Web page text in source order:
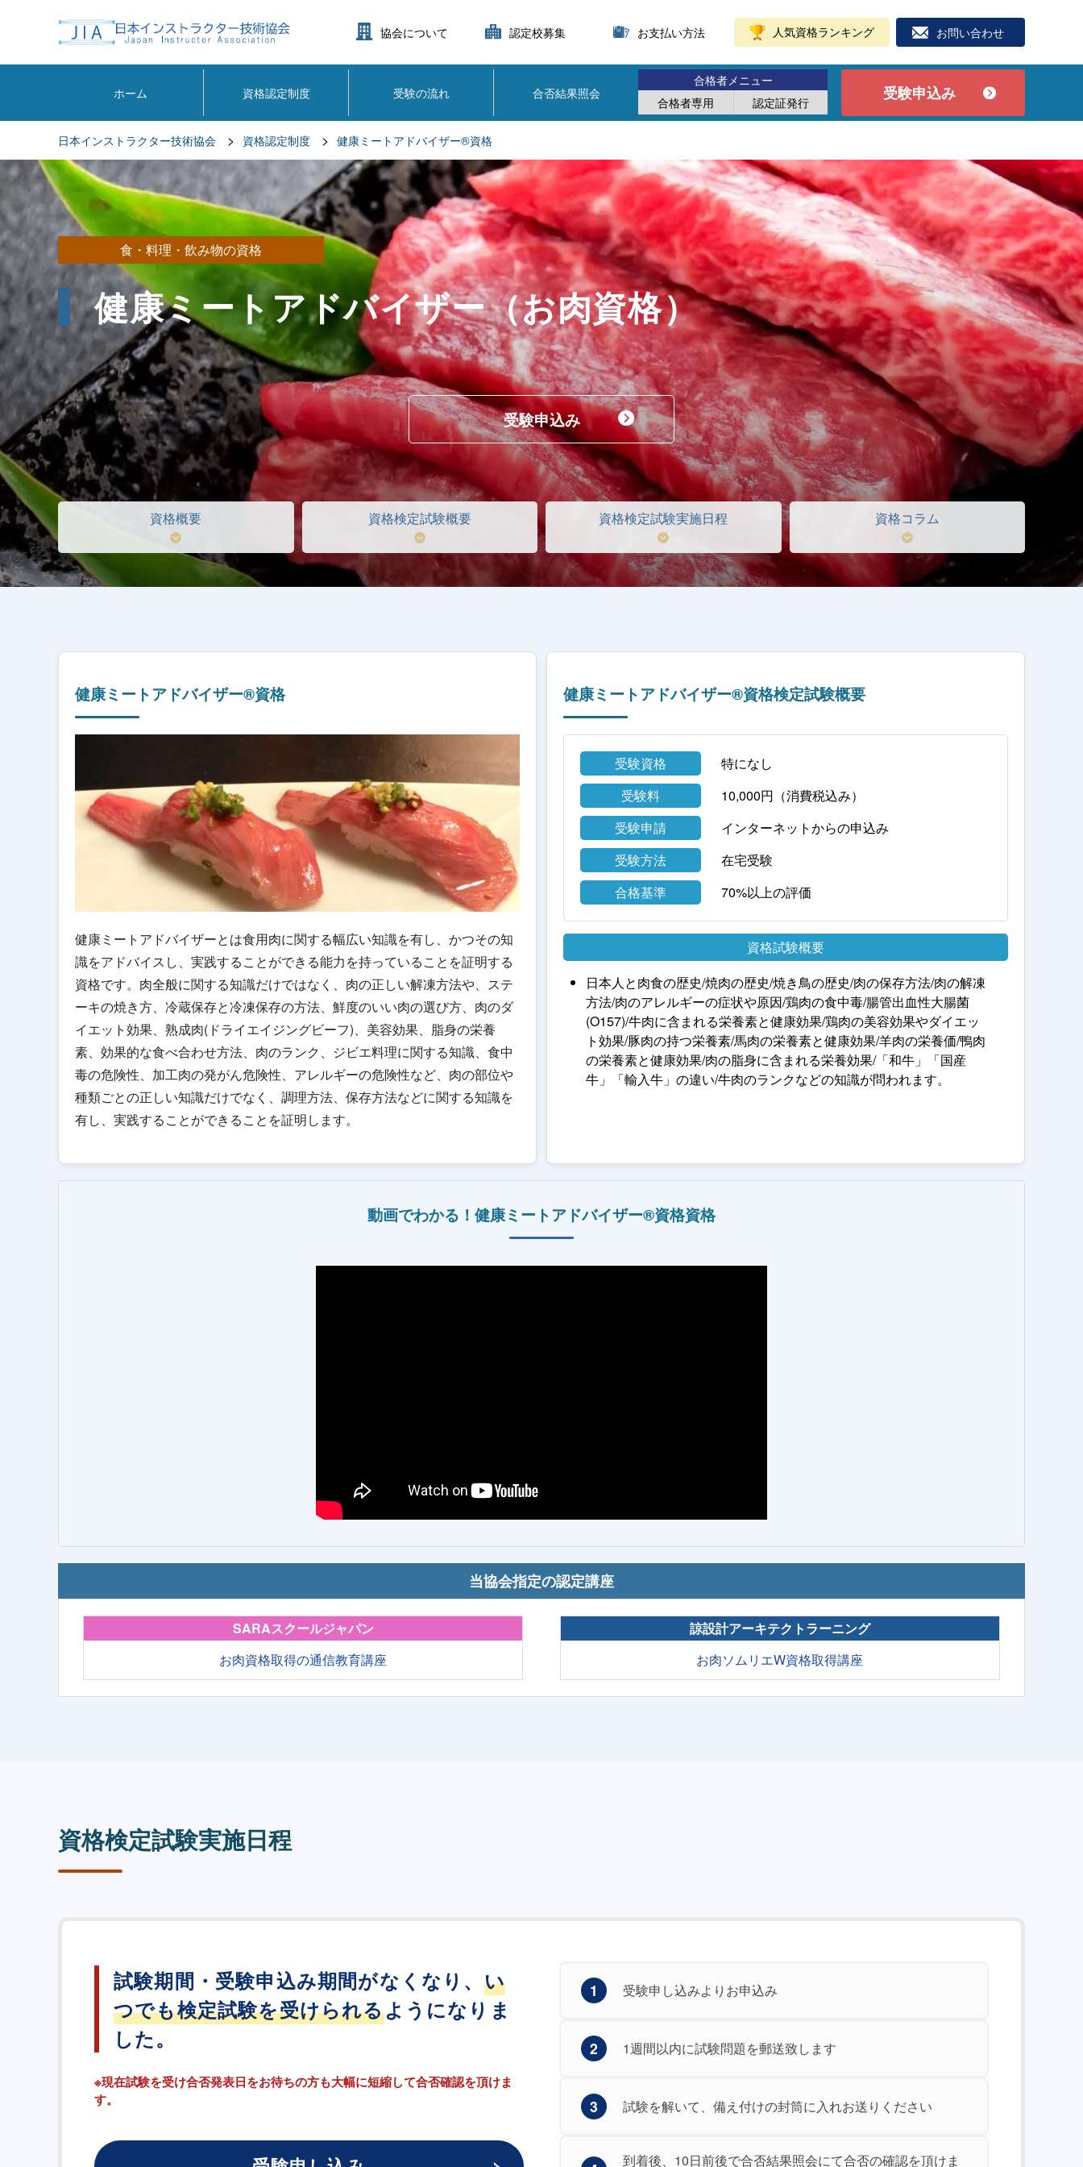
協会について 認定校募集 お支払い方法 人気資格ランキング お問い合わせ
ホーム 資格認定制度 受験の流れ 合否結果照会
合格者メニュー
合格者専用
認定証発行 受験申込み
日本インストラクター技術協会 > 資格認定制度 > 健康ミートアドバイザー®資格
食・料理・飲み物の資格
健康ミートアドバイザー（お肉資格）
受験申込み
資格概要 資格検定試験概要 資格検定試験実施日程 資格コラム
健康ミートアドバイザー®資格
健康ミートアドバイザーとは食用肉に関する幅広い知識を有し、かつその知
識をアドバイスし、実践することができる能力を持っていることを証明する
資格です。肉全般に関する知識だけではなく、肉の正しい解凍方法や、ステ
ーキの焼き方、冷蔵保存と冷凍保存の方法、鮮度のいい肉の選び方、肉のダ
イエット効果、熟成肉(ドライエイジングビーフ)、美容効果、脂身の栄養
素、効果的な食べ合わせ方法、肉のランク、ジビエ料理に関する知識、食中
毒の危険性、加工肉の発がん危険性、アレルギーの危険性など、肉の部位や
種類ごとの正しい知識だけでなく、調理方法、保存方法などに関する知識を
有し、実践することができることを証明します。
健康ミートアドバイザー®資格検定試験概要
受験資格
特になし
受験料
10,000円（消費税込み）
受験申請
インターネットからの申込み
受験方法
在宅受験
合格基準
70%以上の評価
資格試験概要
日本人と肉食の歴史/焼肉の歴史/焼き鳥の歴史/肉の保存方法/肉の解凍
方法/肉のアレルギーの症状や原因/鶏肉の食中毒/腸管出血性大腸菌
(O157)/牛肉に含まれる栄養素と健康効果/鶏肉の美容効果やダイエッ
ト効果/豚肉の持つ栄養素/馬肉の栄養素と健康効果/羊肉の栄養価/鴨肉
の栄養素と健康効果/肉の脂身に含まれる栄養効果/「和牛」「国産
牛」「輸入牛」の違い/牛肉のランクなどの知識が問われます。
動画でわかる！ 健康ミートアドバイザー®資格資格
当協会指定の認定講座
SARAスクールジャパン
お肉資格取得の通信教育講座
諒設計アーキテクトラーニング
お肉ソムリエW資格取得講座
資格検定試験実施日程
試験期間・受験申込み期間がなくなり、 い
つでも検定試験を受けられるようになりま
した。
※現在試験を受け合否発表日をお待ちの方も大幅に短縮して合否確認を頂けま
す。
1 受験申し込みよりお申込み
2 1週間以内に試験問題を郵送致します
3 試験を解いて、備え付けの封筒に入れお送りください
到着後、10日前後で合否結果照会にて合否の確認を頂けま